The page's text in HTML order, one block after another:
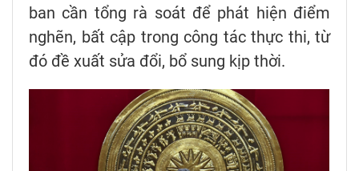
ban cần tổng rà soát để phát hiện điểm
nghẽn, bất cập trong công tác thực thi, từ
đó đề xuất sửa đổi, bổ sung kịp thời.